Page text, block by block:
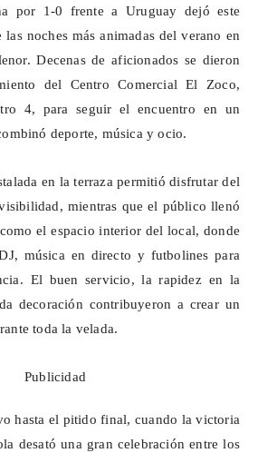
por 1-0 frente a Uruguay dejó este
las noches más animadas del verano en
Decenas de aficionados se dieron
del Centro Comercial El Zoco,
4, para seguir el encuentro en un
deporte, música y ocio.
en la terraza permitió disfrutar del
mientras que el público llenó
el espacio interior del local, donde
música en directo y futbolines para
El buen servicio, la rapidez en la
decoración contribuyeron a crear un
toda la velada.
Publicidad
hasta el pitido final, cuando la victoria
desató una gran celebración entre los